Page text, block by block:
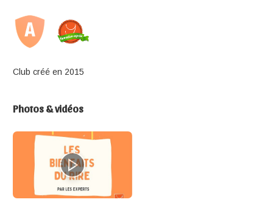
Club créé en 2015
Photos & vidéos